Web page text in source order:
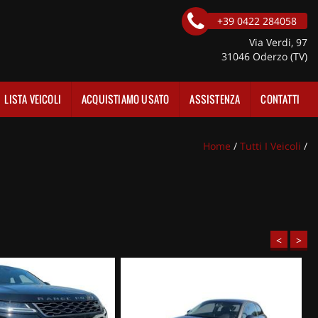
+39 0422 284058
Via Verdi, 97
31046 Oderzo (TV)
LISTA VEICOLI ACQUISTIAMO USATO ASSISTENZA CONTATTI
Home / Tutti I Veicoli /
< >